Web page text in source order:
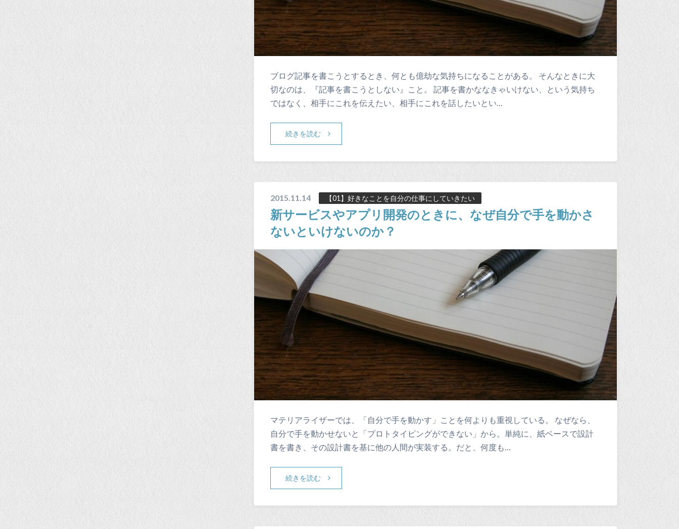
ブログ記事を書こうとするとき、何とも億劫な気持ちになることがある。 そんなときに大
切なのは、『記事を書こうとしない』こと。 記事を書かななきゃいけない、という気持ち
ではなく、相手にこれを伝えたい、相手にこれを話したいとい…
続きを読む
2015.11.14 【01】好きなことを自分の仕事にしていきたい
新サービスやアプリ開発のときに、なぜ自分で手を動かさ
ないといけないのか？
マテリアライザーでは、「自分で手を動かす」ことを何よりも重視している。 なぜなら、
自分で手を動かせないと「プロトタイピングができない」から。単純に、紙ベースで設計
書を書き、その設計書を基に他の人間が実装する。だと、何度も…
続きを読む